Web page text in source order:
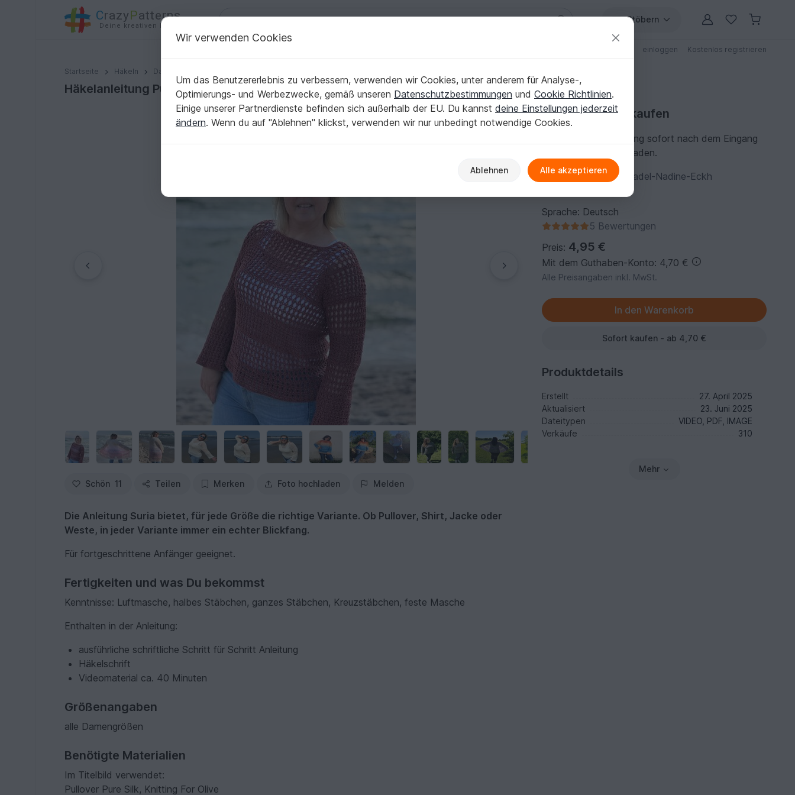
CrazyPatterns
Deine kreativen Ideen
Stöbern
einloggen Kostenlos registrieren
Startseite Häkeln Damen
Häkelanleitung Pullover/Shirt/Jacke/Weste Suria
Häkelanleitung Pullover/Shirt/Jacke/Weste Suria
Schön 11 Teilen Merken Foto hochladen Melden
Die Anleitung Suria bietet, für jede Größe die richtige Variante. Ob Pullover, Shirt, Jacke oder
Weste, in jeder Variante immer ein echter Blickfang.
Für fortgeschrittene Anfänger geeignet.
Fertigkeiten und was Du bekommst
Kenntnisse: Luftmasche, halbes Stäbchen, ganzes Stäbchen, Kreuzstäbchen, feste Masche
Enthalten in der Anleitung:
ausführliche schriftliche Schritt für Schritt Anleitung
Häkelschrift
Videomaterial ca. 40 Minuten
Größenangaben
alle Damengrößen
Benötigte Materialien
Im Titelbild verwendet:
Pullover Pure Silk, Knitting For Olive
Häkelanleitung kaufen
Du kannst die Anleitung sofort nach dem Eingang
der Zahlung herunterladen.
Autor: flotte-Zaubernadel-Nadine-Eckh
Sprache: Deutsch
5 Bewertungen
Preis: 4,95 €
Mit dem Guthaben-Konto: 4,70 €
Alle Preisangaben inkl. MwSt.
Sofort kaufen - ab 4,70 €
Produktdetails
Erstellt
27. April 2025
Aktualisiert
23. Juni 2025
Dateitypen
VIDEO, PDF, IMAGE
Verkäufe
310
Mehr
Wir verwenden Cookies
Um das Benutzererlebnis zu verbessern, verwenden wir Cookies, unter anderem für Analyse-,
Optimierungs- und Werbezwecke, gemäß unseren Datenschutzbestimmungen und Cookie Richtlinien.
Einige unserer Partnerdienste befinden sich außerhalb der EU. Du kannst deine Einstellungen jederzeit
ändern. Wenn du auf "Ablehnen" klickst, verwenden wir nur unbedingt notwendige Cookies.
Ablehnen Alle akzeptieren